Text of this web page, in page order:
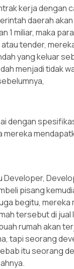
kerja dengan
daerah
1 miliar, maka
tender,
yang keluar
menjadi tidak
dengan
pisang
begitu, mereka
tersebut di
rumah akan
tapi seorang
itu seorang